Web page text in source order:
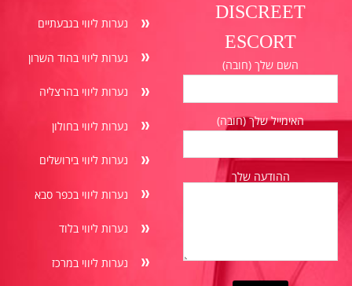
DISCREET
ESCORT
השם שלך (חובה)
האימייל שלך (חובה)
ההודעה שלך
נערות ליווי בגבעתיים
נערות ליווי בהוד השרון
נערות ליווי בהרצליה
נערות ליווי בחולון
נערות ליווי בירושלים
נערות ליווי בכפר סבא
נערות ליווי בלוד
נערות ליווי במרכז